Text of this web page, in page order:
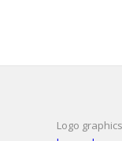
Logo